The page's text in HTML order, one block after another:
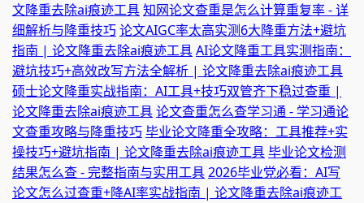
文降重去除ai痕迹工具知网论文查重是怎么计算重复率 - 详
细解析与降重技巧论文AIGC率太高实测6大降重方法+避坑
指南 | 论文降重去除ai痕迹工具AI论文降重工具实测指南：
避坑技巧+高效改写方法全解析 | 论文降重去除ai痕迹工具
硕士论文降重实战指南：AI工具+技巧双管齐下稳过查重 |
论文降重去除ai痕迹工具论文查重怎么查学习通 - 学习通论
文查重攻略与降重技巧毕业论文降重全攻略：工具推荐+实
操技巧+避坑指南 | 论文降重去除ai痕迹工具毕业论文检测
结果怎么查 - 完整指南与实用工具2026毕业党必看：AI写
论文怎么过查重+降AI率实战指南 | 论文降重去除ai痕迹工